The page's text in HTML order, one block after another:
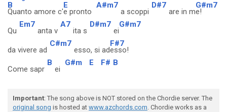
B
Quanto amore c'
E
e pronto
A#m7
a scoppi
D#7
are in m
G#m7
e!
Qu
Em7
anta v
A7
ita s
D#m7
ei
G#m7
da vivere ad
C#m7
esso, si ad
F#7
esso!
Come sapr
B
ei
G#m E F# B
Important: The song above is NOT stored on the Chordie server. The
original song is hosted at www.azchords.com. Chordie works as a